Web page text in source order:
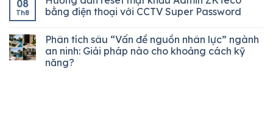
08
Th8
bằng điện thoại với CCTV Super Password
Phân tích sâu “Vấn đề nguồn nhân lực” ngành
an ninh: Giải pháp nào cho khoảng cách kỹ
năng?